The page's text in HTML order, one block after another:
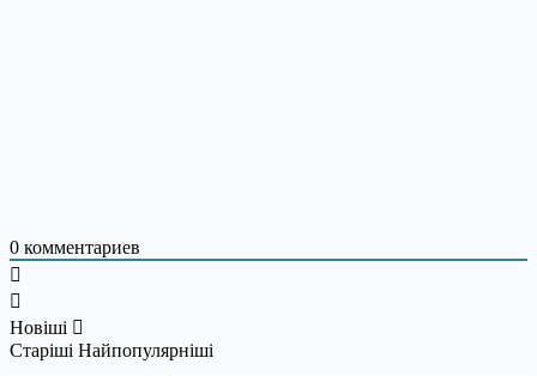
0 комментариев
Новіші
Старіші Найпопулярніші